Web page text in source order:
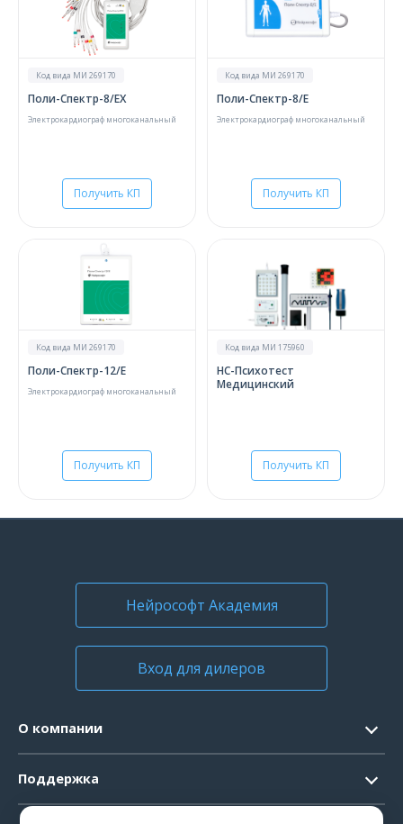
Карьера
Код вида МИ 269170
Поли-Спектр-8/EX
Электрокардиограф многоканальный
Получить КП
Код вида МИ 269170
Поли-Спектр-8/Е
Электрокардиограф многоканальный
Получить КП
Код вида МИ 269170
Поли-Спектр-12/Е
Электрокардиограф многоканальный
Получить КП
Код вида МИ 175960
НС-Психотест
Медицинский
Получить КП
Нейрософт Академия
Вход для дилеров
О компании
Официальные документы
Поддержка